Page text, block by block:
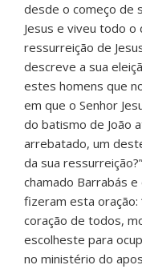
desde o começo de
Jesus e viveu todo
ressurreição de
descreve a sua
estes homens que
em que o Senhor
do batismo de João
arrebatado, um
da sua
chamado Barrabás e
fizeram esta oração:
coração de todos,
escolheste para
no ministério do